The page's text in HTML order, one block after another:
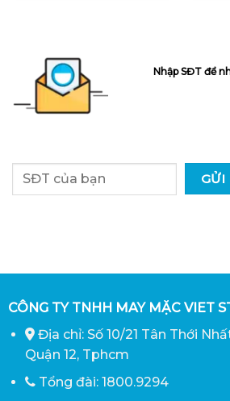
Nhập SĐT để
CÔNG TY TNHH MAY MẶC VIET
Địa chỉ: Số 10/21 Tân Thới
Quận 12, Tphcm
Tổng đài: 1800.9294